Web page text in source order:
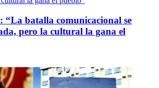
“La batalla comunicacional se
pero la cultural la gana el